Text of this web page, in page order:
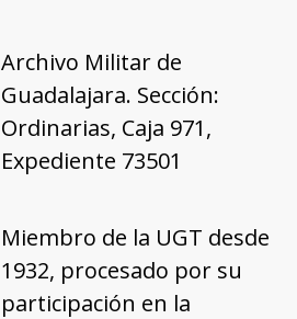
Archivo Militar de
Guadalajara. Sección:
Ordinarias, Caja 971,
Expediente 73501
Miembro de la UGT desde
1932, procesado por su
participación en la